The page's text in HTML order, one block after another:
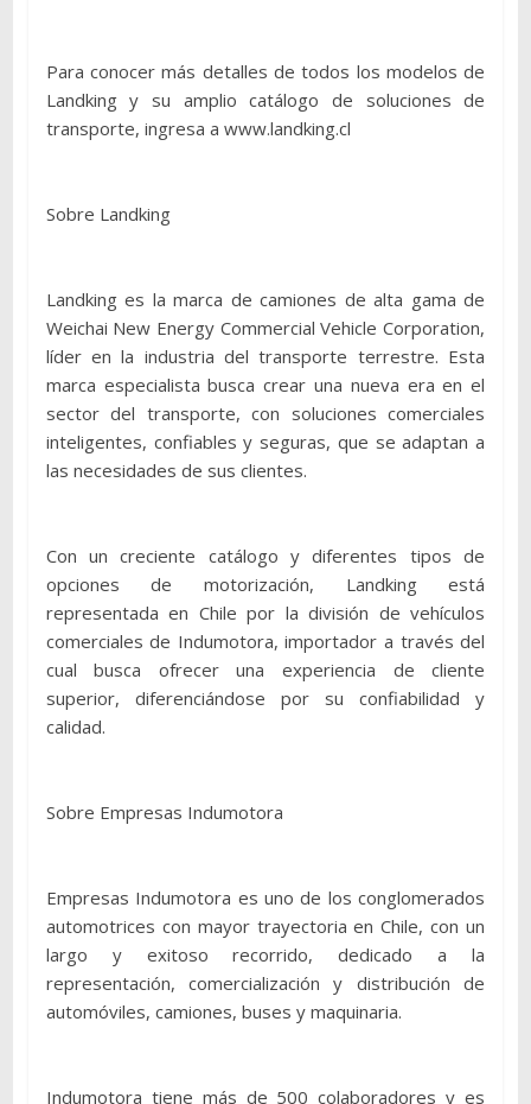
Para conocer más detalles de todos los modelos de
Landking y su amplio catálogo de soluciones de
transporte, ingresa a www.landking.cl
Sobre Landking
Landking es la marca de camiones de alta gama de
Weichai New Energy Commercial Vehicle Corporation,
líder en la industria del transporte terrestre. Esta
marca especialista busca crear una nueva era en el
sector del transporte, con soluciones comerciales
inteligentes, confiables y seguras, que se adaptan a
las necesidades de sus clientes.
Con un creciente catálogo y diferentes tipos de
opciones de motorización, Landking está
representada en Chile por la división de vehículos
comerciales de Indumotora, importador a través del
cual busca ofrecer una experiencia de cliente
superior, diferenciándose por su confiabilidad y
calidad.
Sobre Empresas Indumotora
Empresas Indumotora es uno de los conglomerados
automotrices con mayor trayectoria en Chile, con un
largo y exitoso recorrido, dedicado a la
representación, comercialización y distribución de
automóviles, camiones, buses y maquinaria.
Indumotora tiene más de 500 colaboradores y es